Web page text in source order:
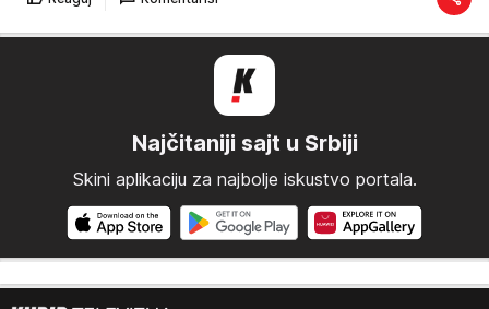
Najčitaniji sajt u Srbiji
Skini aplikaciju za najbolje iskustvo portala.